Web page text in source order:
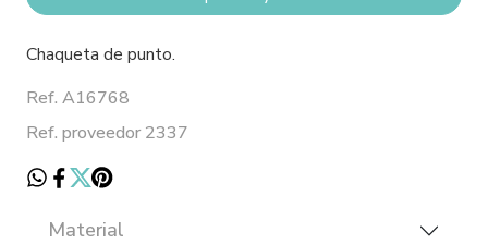
Chaqueta de punto.
Ref. A16768
Ref. proveedor 2337
Material